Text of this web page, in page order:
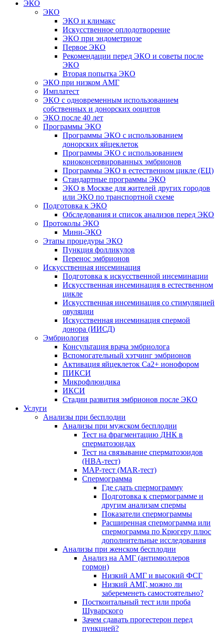
ЭКО
ЭКО
ЭКО и климакс
Искусственное оплодотворение
ЭКО при эндометриозе
Первое ЭКО
Рекомендации перед ЭКО и советы после
ЭКО
Вторая попытка ЭКО
ЭКО при низком АМГ
Имплатест
ЭКО с одновременным использованием
собственных и донорских ооцитов
ЭКО после 40 лет
Программы ЭКО
Программы ЭКО с использованием
донорских яйцеклеток
Программы ЭКО с использованием
криоконсервированных эмбрионов
Программы ЭКО в естественном цикле (ЕЦ)
Стандартные программы ЭКО
ЭКО в Москве для жителей других городов
или ЭКО по транспортной схеме
Подготовка к ЭКО
Обследования и список анализов перед ЭКО
Протоколы ЭКО
Мини-ЭКО
Этапы процедуры ЭКО
Пункция фолликулов
Перенос эмбрионов
Искусственная инсеминация
Подготовка к искусственной инсеминации
Искусственная инсеминация в естественном
цикле
Искусственная инсеминация со стимуляцией
овуляции
Искусственная инсеминация спермой
донора (ИИСД)
Эмбриология
Консультация врача эмбриолога
Вспомогательный хэтчинг эмбрионов
Активация яйцеклеток Са2+ ионофором
ПИКСИ
Микрофлюидика
ИКСИ
Стадии развития эмбрионов после ЭКО
Услуги
Анализы при бесплодии
Анализы при мужском бесплодии
Тест на фрагментацию ДНК в
сперматозоидах
Тест на связывание сперматозоидов
(HBA-тест)
МАР-тест (MAR-тест)
Спермограмма
Где сдать спермограмму
Подготовка к спермограмме и
другим анализам спермы
Показатели спермограммы
Расширенная спермограмма или
спермограмма по Крюгеру плюс
дополнительные исследования
Анализы при женском бесплодии
Анализ на АМГ (антимюллеров
гормон)
Низкий АМГ и высокий ФСГ
Низкий АМГ, можно ли
забеременеть самостоятельно?
Посткоитальный тест или проба
Шуварского
Зачем сдавать прогестерон перед
пункцией?